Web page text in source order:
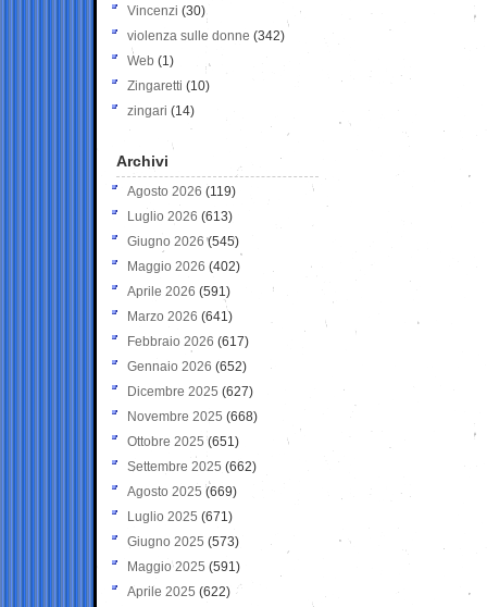
Vincenzi (30)
violenza sulle donne (342)
Web (1)
Zingaretti (10)
zingari (14)
Archivi
Agosto 2026 (119)
Luglio 2026 (613)
Giugno 2026 (545)
Maggio 2026 (402)
Aprile 2026 (591)
Marzo 2026 (641)
Febbraio 2026 (617)
Gennaio 2026 (652)
Dicembre 2025 (627)
Novembre 2025 (668)
Ottobre 2025 (651)
Settembre 2025 (662)
Agosto 2025 (669)
Luglio 2025 (671)
Giugno 2025 (573)
Maggio 2025 (591)
Aprile 2025 (622)